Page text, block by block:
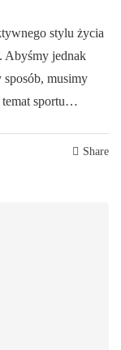
stylu życia
Abyśmy jednak
musimy
temat sportu…
Share